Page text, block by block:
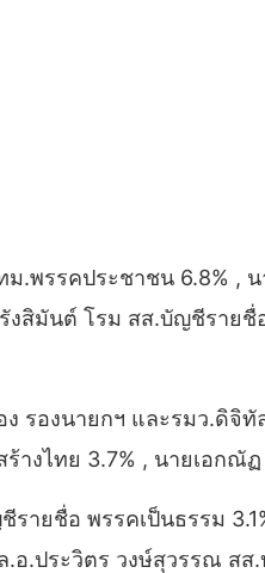
.พรรคประชาชน 6.8% ,
รังสิมันต์ โรม สส.บัญชีรา
ง รองนายกฯ และรมว.ดิ
างไทย 3.7% , นายเอกณั
ายชื่อ พรรคเป็นธรรม
.อ.ประวิตร วงษ์สุวรรณ ส